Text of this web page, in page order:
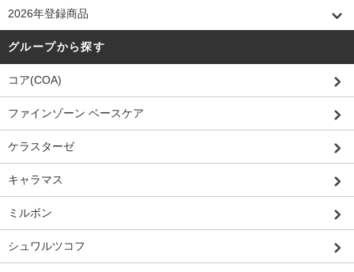
2026年登録商品
グループから探す
コア(COA)
ファインゾーン ベースケア
ケラスターゼ
キャラマス
ミルボン
シュワルツコフ